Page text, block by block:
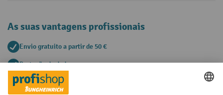
As suas vantagens profissionais
Envio gratuito a partir de 50 €
Proteção de dados segura
Aconselhamento pessoal de compra